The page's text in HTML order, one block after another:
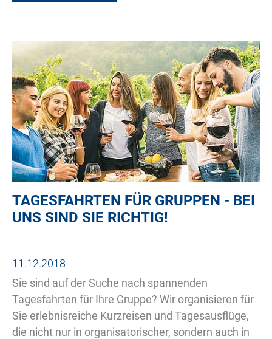
TAGESFAHRTEN FÜR GRUPPEN - BEI
UNS SIND SIE RICHTIG!
11.12.2018
Sie sind auf der Suche nach spannenden
Tagesfahrten für Ihre Gruppe? Wir organisieren für
Sie erlebnisreiche Kurzreisen und Tagesausflüge,
die nicht nur in organisatorischer, sondern auch in